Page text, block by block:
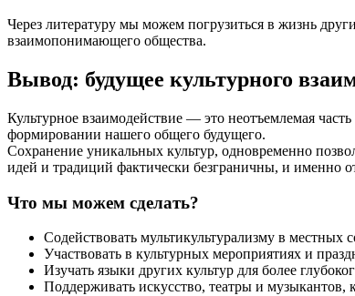
Через литературу мы можем погрузиться в жизнь
взаимопонимающего общества.
Вывод: будущее культурного
Культурное взаимодействие — это неотъемлемая
формировании нашего общего будущего.
Сохранение уникальных культур, одновременно
идей и традиций фактически безграничны, и именно
Что мы можем сделать?
Содействовать мультикультурализму в местных
Участвовать в культурных мероприятиях и
Изучать языки других культур для более
Поддерживать искусство, театры и музыкантов,